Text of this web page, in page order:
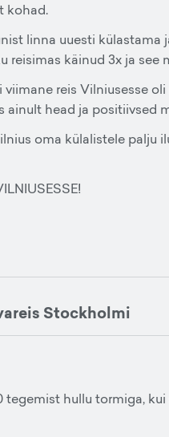
kohad.
linna uuesti
reisimas käinud 3x ja see
reis Vilniusesse
ainult head ja positiivsed
oma külalistele palju
Stockholmi
tegemist hullu tormiga,